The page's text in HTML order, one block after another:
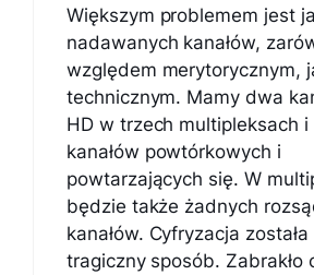
Większym problemem jest
nadawanych kanałów,
względem merytorycznym,
technicznym. Mamy dwa
HD w trzech multipleksach
kanałów powtórkowych i
powtarzających się. W
będzie także żadnych
kanałów. Cyfryzacja
tragiczny sposób. Zabrakło